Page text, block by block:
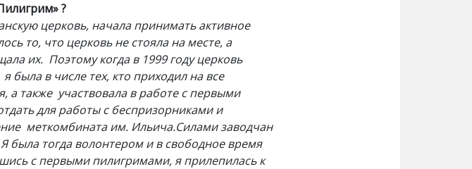
?
церковь, начала принимать активное
то, что церковь не стояла на месте, а
их. Поэтому когда в 1999 году церковь
была в числе тех, кто приходил на все
а также участвовала в работе с первыми
для работы с беспризорниками и
меткомбината им. Ильича.Силами заводчан
была тогда волонтером и в свободное время
с первыми пилигримами, я прилепилась к